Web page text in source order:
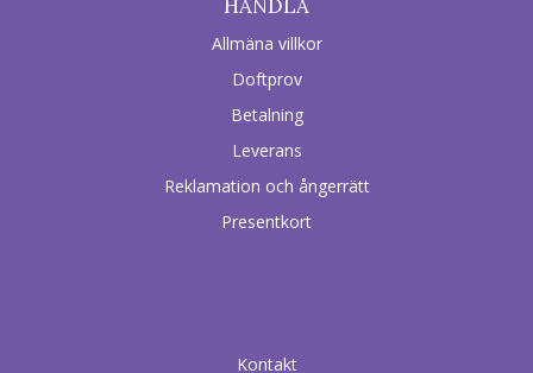
HANDLA
Allmäna villkor
Doftprov
Betalning
Leverans
Reklamation och ångerrätt
Presentkort
Kontakt